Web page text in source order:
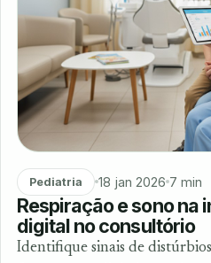
Pediatria 18 jan 2026 7 min
Respiração e sono na
digital no consultório
Identifique sinais de